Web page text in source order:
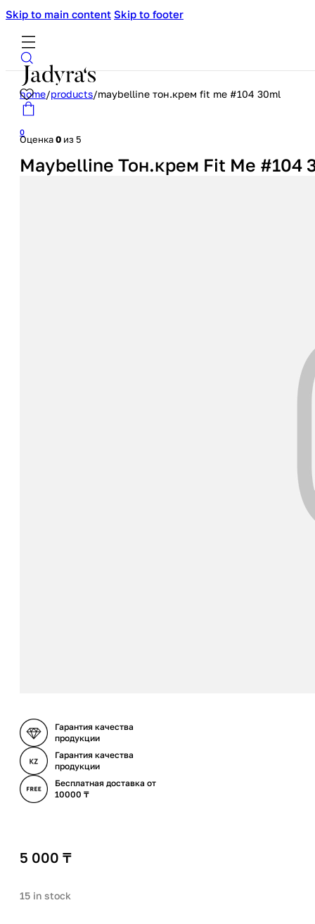
Skip to main content Skip to footer
0
home/products/maybelline тон.крем fit me #104 30ml
Оценка0 из 5
Maybelline Тон.крем Fit Me #104
Гарантия качества
продукции
Гарантия качества
продукции
Бесплатная доставка от
10000 ₸
5 000 ₸
15 in stock